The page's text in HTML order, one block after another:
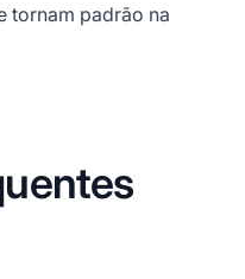
tornam padrão na